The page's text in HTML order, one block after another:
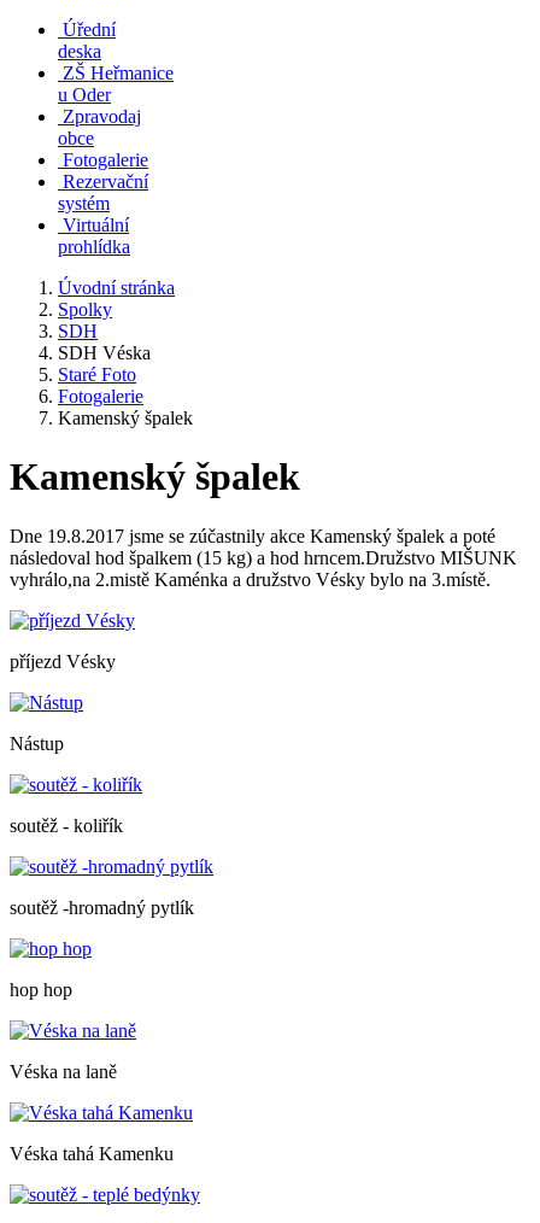
Úřední
deska
ZŠ Heřmanice
u Oder
Zpravodaj
obce
Fotogalerie
Rezervační
systém
Virtuální
prohlídka
Úvodní stránka
Spolky
SDH
SDH Véska
Staré Foto
Fotogalerie
Kamenský špalek
Kamenský špalek
Dne 19.8.2017 jsme se zúčastnily akce Kamenský špalek a poté
následoval hod špalkem (15 kg) a hod hrncem.Družstvo MIŠUNK
vyhrálo,na 2.mistě Kaménka a družstvo Vésky bylo na 3.místě.
příjezd Vésky
Nástup
soutěž - koliřík
soutěž -hromadný pytlík
hop hop
Véska na laně
Véska tahá Kamenku